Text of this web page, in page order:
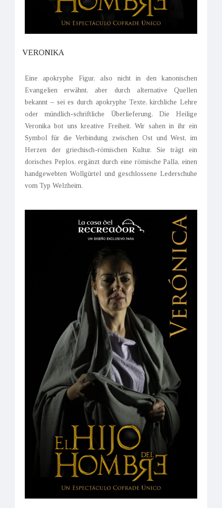
VERONIKA
Eine apokryphe Figur, also nicht in den kanonischen
Evangelien erwähnt, aber durch alternative Quellen
bekannt – sei es durch apokryphe Texte, kirchliche Lehre
oder mündlich-schriftliche Überlieferung. Die Heilige
Veronika bot uns kreative Freiheit. Wir sahen in ihr ein
Symbol für die Verbindung zwischen Ost und West, im
Herzen der griechisch-römischen Kultur. Sie trägt ein
dorisches Peplos, ergänzt durch eine römische Palla, einen
handgewebten Wollgürtel und geschlossene Lederschuhe
vom Typ Welzheim.